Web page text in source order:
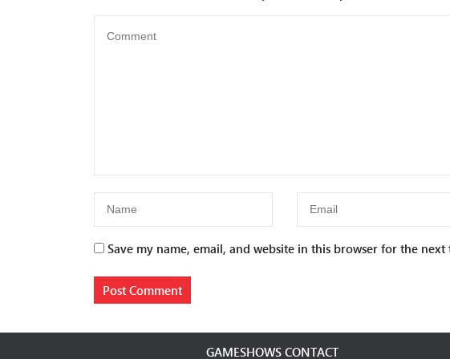
Save my name, email, and website in this browser for the next
GAMESHOWS CONTACT